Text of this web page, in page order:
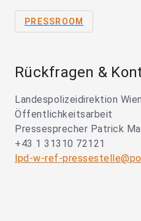
PRESSROOM
Rückfragen &
Landespolizeidirektion
Öffentlichkeitsarbeit
Pressesprecher Patrick
+43 1 31310 72121
lpd-w-ref-